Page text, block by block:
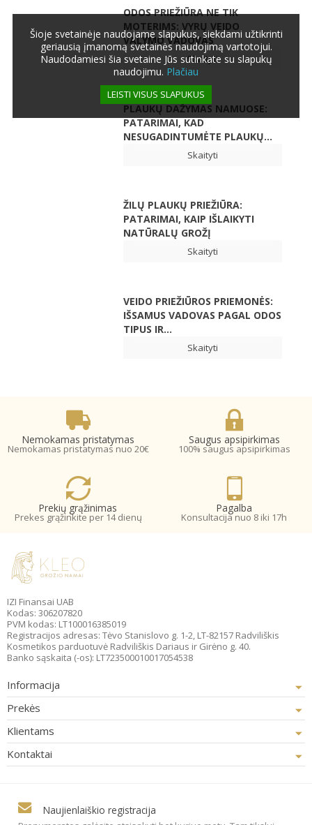
ODOS PRIEŽIŪRA NE TIK
MOTERIMS: VYRŲ VEIDO
VALYMO VADOVAS
Skaityti
PLAUKŲ DAŽYMAS NAMUOSE:
PATARIMAI, KAD
NESUGADINTUMĖTE PLAUKŲ...
Skaityti
ŽILŲ PLAUKŲ PRIEŽIŪRA:
PATARIMAI, KAIP IŠLAIKYTI
NATŪRALŲ GROŽĮ
Skaityti
VEIDO PRIEŽIŪROS PRIEMONĖS:
IŠSAMUS VADOVAS PAGAL ODOS
TIPUS IR...
Skaityti
Nemokamas pristatymas
Nemokamas pristatymas nuo 20€
Saugus apsipirkimas
100% saugus apsipirkimas
Prekių grąžinimas
Prekes grąžinkite per 14 dienų
Pagalba
Konsultacija nuo 8 iki 17h
IZI Finansai UAB
Kodas: 306207820
PVM kodas: LT100016385019
Registracijos adresas: Tėvo Stanislovo g. 1-2, LT-82157 Radviliškis
Kosmetikos parduotuvė Radviliškis Dariaus ir Girėno g. 40.
Banko sąskaita (-os): LT723500010017054538
Informacija
Prekės
Klientams
Kontaktai
Šioje svetainėje naudojame slapukus, siekdami užtikrinti
geriausią įmanomą svetainės naudojimą vartotojui.
Naudodamiesi šia svetaine Jūs sutinkate su slapukų
naudojimu. Plačiau
LEISTI VISUS SLAPUKUS
Naujienlaiškio registracija